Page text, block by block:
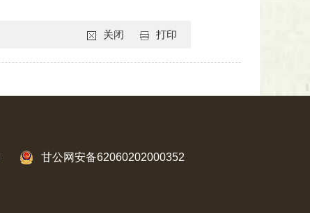
打印
关闭
甘公网安备62060202000352